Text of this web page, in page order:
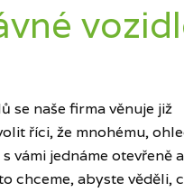
se naše firma věnuje již
říci, že mnohému,
vámi jednáme otevřeně a
chceme, abyste věděli,